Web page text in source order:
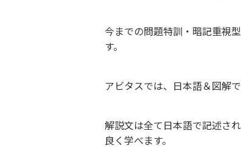
今までの問題特訓・暗記重視
す。
アビタスでは、日本語＆図解
解説文は全て日本語で記述さ
良く学べます。